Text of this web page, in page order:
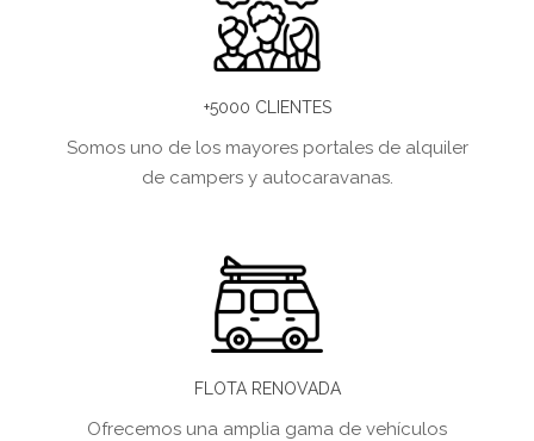
+5000 CLIENTES
Somos uno de los mayores portales de alquiler
de campers y autocaravanas.
FLOTA RENOVADA
Ofrecemos una amplia gama de vehículos